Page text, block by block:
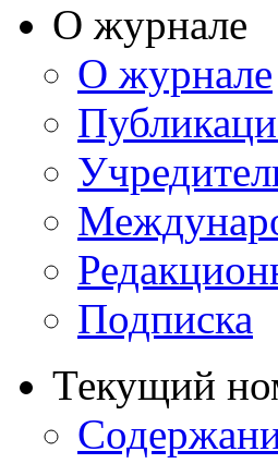
О журнале
О журнале
Подписка
Текущий